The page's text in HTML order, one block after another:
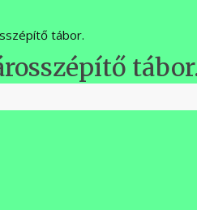
tábor.